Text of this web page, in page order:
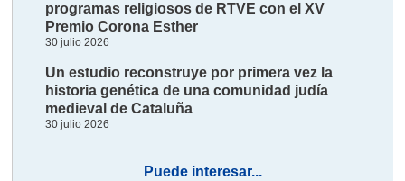
programas religiosos de RTVE con el XV
Premio Corona Esther
30 julio 2026
Un estudio reconstruye por primera vez la
historia genética de una comunidad judía
medieval de Cataluña
30 julio 2026
Puede interesar...